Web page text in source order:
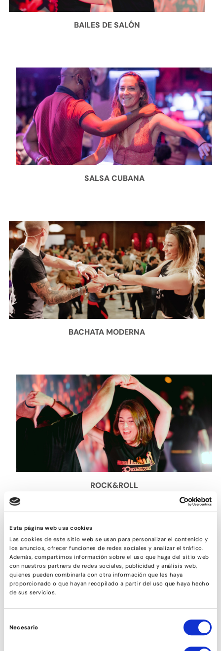
Esta página web usa cookies
Las cookies de este sitio web se usan para personalizar el contenido y
los anuncios, ofrecer funciones de redes sociales y analizar el tráfico.
Además, compartimos información sobre el uso que haga del sitio web
con nuestros partners de redes sociales, publicidad y análisis web,
quienes pueden combinarla con otra información que les haya
proporcionado o que hayan recopilado a partir del uso que haya hecho
de sus servicios.
de
Necesario
BAILES DE SALÓN
SALSA CUBANA
BACHATA MODERNA
ROCK&ROLL